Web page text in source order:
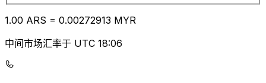
1.00 ARS = 0.00272913 MYR
中间市场汇率于 UTC 18:06